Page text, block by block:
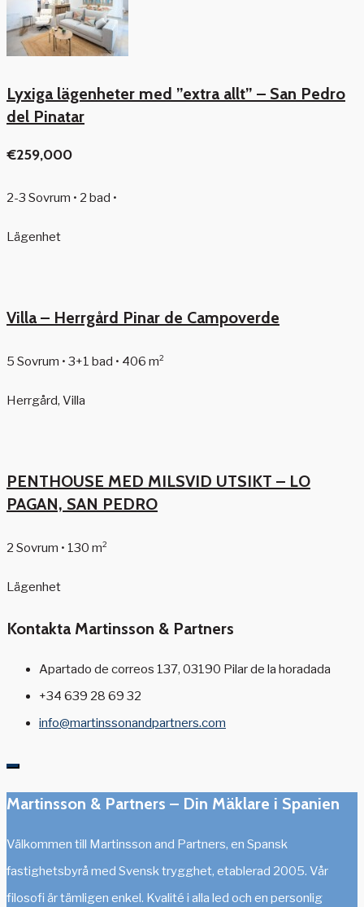
Lyxiga lägenheter med ”extra allt” – San Pedro
del Pinatar
€259,000
2-3 Sovrum • 2 bad •
Lägenhet
Villa – Herrgård Pinar de Campoverde
5 Sovrum • 3+1 bad • 406 m²
Herrgård, Villa
PENTHOUSE MED MILSVID UTSIKT – LO
PAGAN, SAN PEDRO
2 Sovrum • 130 m²
Lägenhet
Kontakta Martinsson & Partners
Apartado de correos 137, 03190 Pilar de la horadada
+34 639 28 69 32
info@martinssonandpartners.com
Martinsson & Partners – Din Mäklare i Spanien
Välkommen till Martinsson and Partners, en Spansk
fastighetsbyrå med Svensk trygghet, etablerad 2005. Vår
filosofi är tämligen enkel. Kvalité i alla led och en personlig